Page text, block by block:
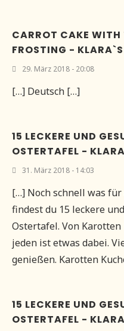
CARROT CAKE WITH
FROSTING - KLARA`S
29. März 2018 - 20:08
[…] Deutsch […]
15 LECKERE UND
OSTERTAFEL -
31. März 2018 - 14:03
[…] Noch schnell was
findest du 15 leckere
Ostertafel. Von
jeden ist etwas dabei.
genießen. Karotten
15 LECKERE UND
OSTERTAFEL -